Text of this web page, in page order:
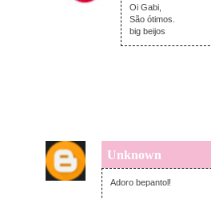
Oi Gabi,
São ótimos.
big beijos
Unknown
Adoro bepantol!